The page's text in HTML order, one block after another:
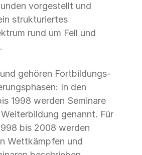
vorgestellt und
strukturiertes
rund um Fell und
gehören Fortbildungs-
In den
1998 werden Seminare
genannt. Für
bis 2008 werden
Wettkämpfen und